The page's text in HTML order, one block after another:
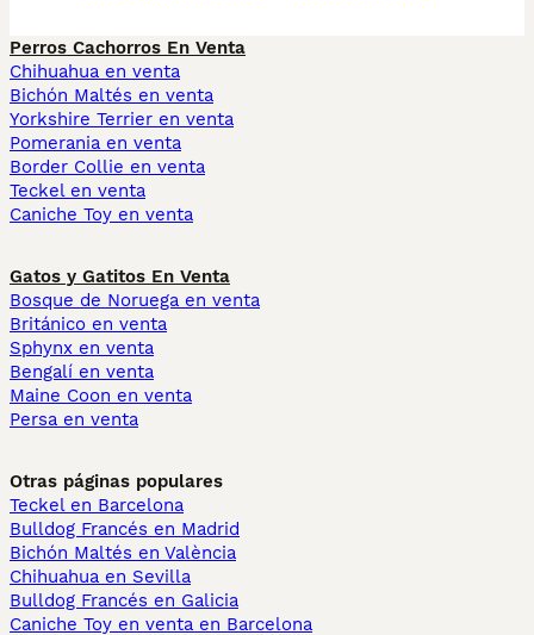
Perros Cachorros En Venta
Chihuahua en venta
Bichón Maltés en venta
Yorkshire Terrier en venta
Pomerania en venta
Border Collie en venta
Teckel en venta
Caniche Toy en venta
Gatos y Gatitos En Venta
Bosque de Noruega en venta
Británico en venta
Sphynx en venta
Bengalí en venta
Maine Coon en venta
Persa en venta
Otras páginas populares
Teckel en Barcelona
Bulldog Francés en Madrid
Bichón Maltés en València
Chihuahua en Sevilla
Bulldog Francés en Galicia
Caniche Toy en venta en Barcelona